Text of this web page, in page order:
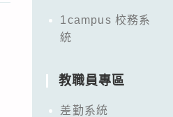
1campus 校務系
統
教職員專區
差勤系統